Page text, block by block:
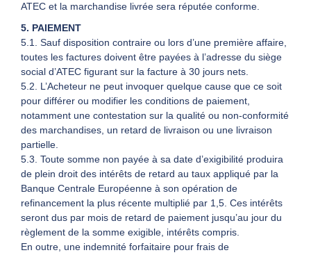
ATEC et la marchandise livrée sera réputée conforme.
5. PAIEMENT
5.1. Sauf disposition contraire ou lors d’une première affaire,
toutes les factures doivent être payées à l’adresse du siège
social d’ATEC figurant sur la facture à 30 jours nets.
5.2. L’Acheteur ne peut invoquer quelque cause que ce soit
pour différer ou modifier les conditions de paiement,
notamment une contestation sur la qualité ou non-conformité
des marchandises, un retard de livraison ou une livraison
partielle.
5.3. Toute somme non payée à sa date d’exigibilité produira
de plein droit des intérêts de retard au taux appliqué par la
Banque Centrale Européenne à son opération de
refinancement la plus récente multiplié par 1,5. Ces intérêts
seront dus par mois de retard de paiement jusqu’au jour du
règlement de la somme exigible, intérêts compris.
En outre, une indemnité forfaitaire pour frais de